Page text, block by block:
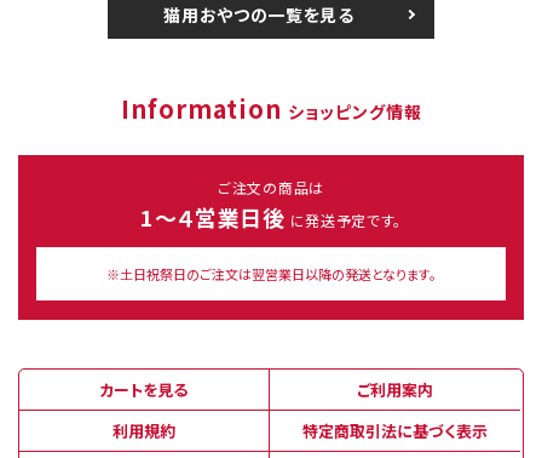
猫用おやつの一覧を見る
Information ショッピング情報
ご注文の商品は
1～４営業日後 に発送予定です。
※土日祝祭日のご注文は翌営業日以降の発送となります。
カートを見る
ご利用案内
利用規約
特定商取引法に基づく表示